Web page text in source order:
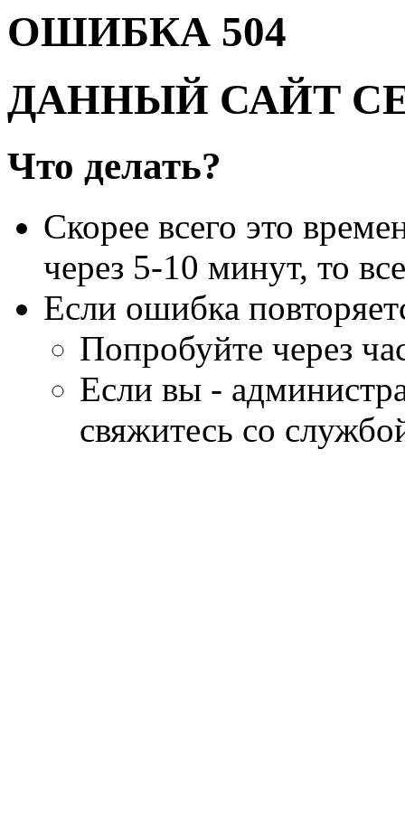
ОШИБКА 504
ДАННЫЙ САЙТ
Что делать?
Скорее всего это
через 5-10 минут, то
Если ошибка
Попробуйте через
Если вы -
свяжитесь со